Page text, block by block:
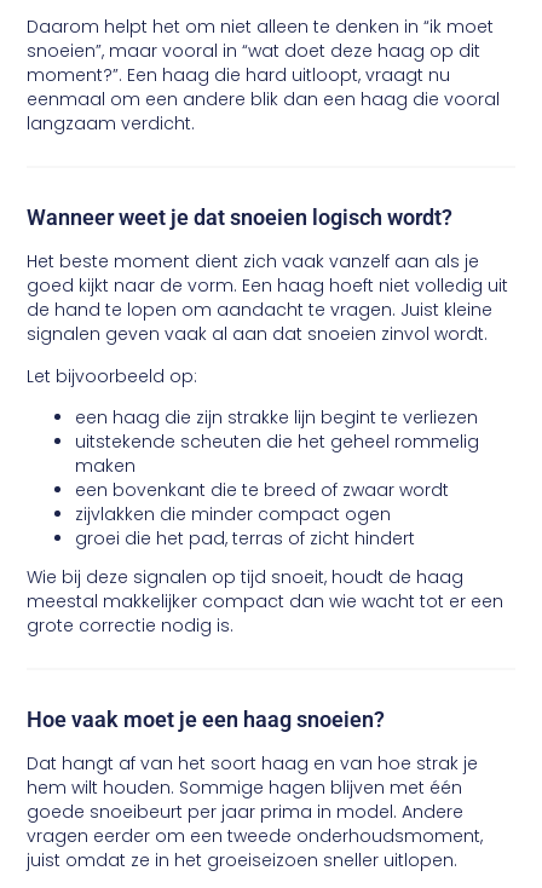
Daarom helpt het om niet alleen te denken in “ik moet
snoeien”, maar vooral in “wat doet deze haag op dit
moment?”. Een haag die hard uitloopt, vraagt nu
eenmaal om een andere blik dan een haag die vooral
langzaam verdicht.
Wanneer weet je dat snoeien logisch wordt?
Het beste moment dient zich vaak vanzelf aan als je
goed kijkt naar de vorm. Een haag hoeft niet volledig uit
de hand te lopen om aandacht te vragen. Juist kleine
signalen geven vaak al aan dat snoeien zinvol wordt.
Let bijvoorbeeld op:
een haag die zijn strakke lijn begint te verliezen
uitstekende scheuten die het geheel rommelig
maken
een bovenkant die te breed of zwaar wordt
zijvlakken die minder compact ogen
groei die het pad, terras of zicht hindert
Wie bij deze signalen op tijd snoeit, houdt de haag
meestal makkelijker compact dan wie wacht tot er een
grote correctie nodig is.
Hoe vaak moet je een haag snoeien?
Dat hangt af van het soort haag en van hoe strak je
hem wilt houden. Sommige hagen blijven met één
goede snoeibeurt per jaar prima in model. Andere
vragen eerder om een tweede onderhoudsmoment,
juist omdat ze in het groeiseizoen sneller uitlopen.